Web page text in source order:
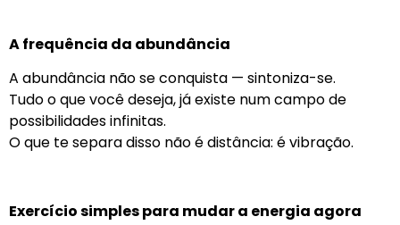
A frequência da abundância
A abundância não se conquista — sintoniza-se.
Tudo o que você deseja, já existe num campo de
possibilidades infinitas.
O que te separa disso não é distância: é vibração.
Exercício simples para mudar a energia agora